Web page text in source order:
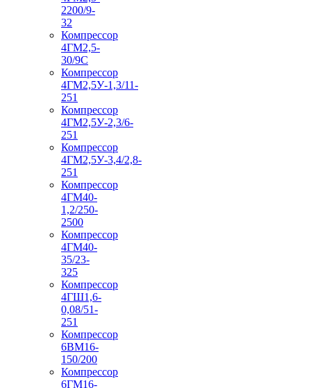
2200/9-
32
Компрессор
4ГМ2,5-
30/9С
Компрессор
4ГМ2,5У-1,3/11-
251
Компрессор
4ГМ2,5У-2,3/6-
251
Компрессор
4ГМ2,5У-3,4/2,8-
251
Компрессор
4ГМ40-
1,2/250-
2500
Компрессор
4ГМ40-
35/23-
325
Компрессор
4ГШ1,6-
0,08/51-
251
Компрессор
6ВМ16-
150/200
Компрессор
6ГМ16-